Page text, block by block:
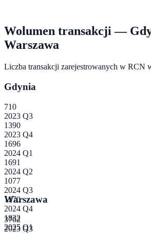
Wolumen transakcji —
Warszawa
Liczba transakcji zarejestrowanych w RCN
Gdynia
710
2023 Q3
1390
2023 Q4
1696
2024 Q1
1691
2024 Q2
1077
2024 Q3
1270
2024 Q4
1832
2025 Q1
Warszawa
3762
2023 Q3